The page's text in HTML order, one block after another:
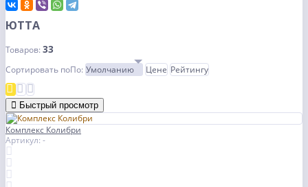
ЮТТА
Товаров: 33
Сортировать поПо: Умолчанию Цене Рейтингу
Быстрый просмотр
Комплекс Колибри
Артикул: -